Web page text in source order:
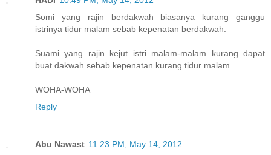
Somi yang rajin berdakwah biasanya kurang ganggu
istrinya tidur malam sebab kepenatan berdakwah.
Suami yang rajin kejut istri malam-malam kurang dapat
buat dakwah sebab kepenatan kurang tidur malam.
WOHA-WOHA
Reply
Abu Nawast 11:23 PM, May 14, 2012